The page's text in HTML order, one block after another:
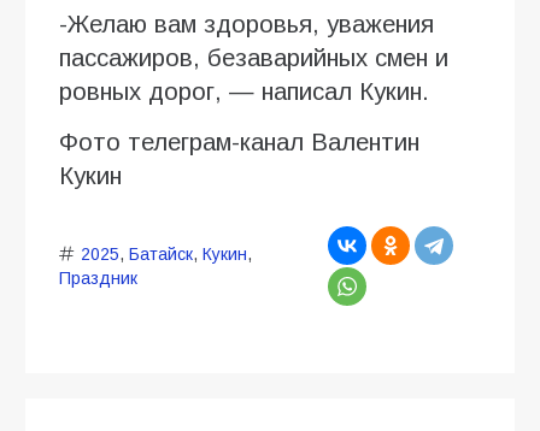
-Желаю вам здоровья, уважения
пассажиров, безаварийных смен и
ровных дорог, — написал Кукин.
Фото телеграм-канал Валентин
Кукин
2025, Батайск, Кукин,
Праздник